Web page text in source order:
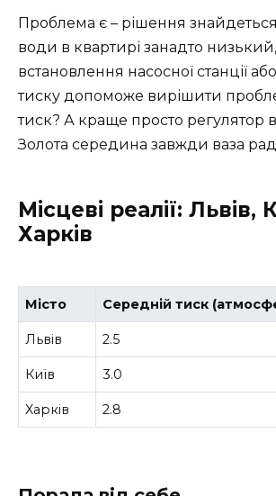
Проблема є – рішення
води в квартирі занадто низький,
встановлення насосної станції
тиску допоможе вирішити
тиск? А краще просто регулятор
Золота середина завжди ваза
Місцеві реалії: Львів,
Харків
Місто Середній тиск
Львів 2.5
Київ 3.0
Харків 2.8